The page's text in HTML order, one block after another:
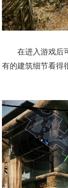
在进入游戏后可
有的建筑细节看得